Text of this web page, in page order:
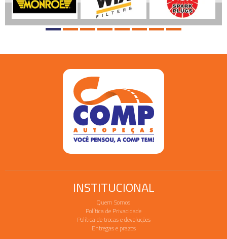
INSTITUCIONAL
Quem Somos
Política de Privacidade
Política de trocas e devoluções
Entregas e prazos